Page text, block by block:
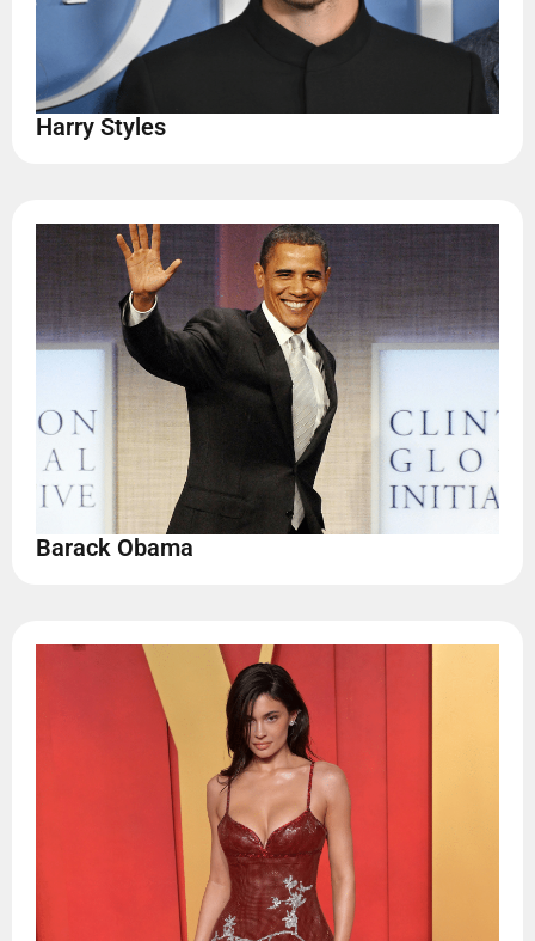
Harry Styles
Barack Obama